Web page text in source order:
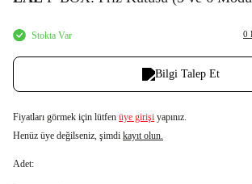
Stokta Var 0
Bilgi Talep Et
Fiyatları görmek için lütfen üye girişi yapınız.
Henüz üye değilseniz, şimdi kayıt olun.
Adet: